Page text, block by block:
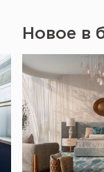
Новое в